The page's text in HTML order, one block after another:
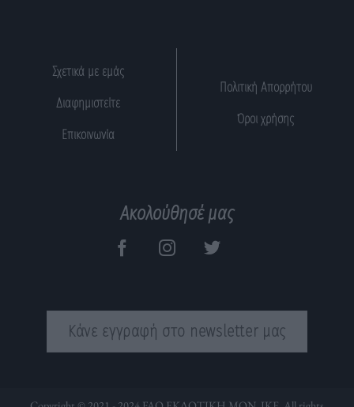
Σχετικά με εμάς
Διαφημιστείτε
Επικοινωνία
Πολιτική Απορρήτου
Όροι χρήσης
Ακολούθησέ μας
Κάνε εγγραφή στο newsletter μας